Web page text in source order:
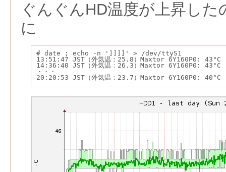
ぐんぐんHD温度が上昇した
に
# date ; echo -n ']]]]' > /dev/ttyS1
13:51:47 JST（外気温：25.8）Maxtor 6Y160P0: 43°C
14:36:40 JST（外気温：26.3）Maxtor 6Y160P0: 43°C
・・・
20:20:53 JST（外気温：23.7）Maxtor 6Y160P0: 40°C